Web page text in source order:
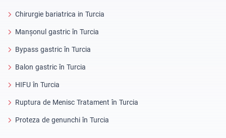
Chirurgie bariatrica in Turcia
Manșonul gastric în Turcia
Bypass gastric în Turcia
Balon gastric în Turcia
HIFU în Turcia
Ruptura de Menisc Tratament în Turcia
Proteza de genunchi în Turcia